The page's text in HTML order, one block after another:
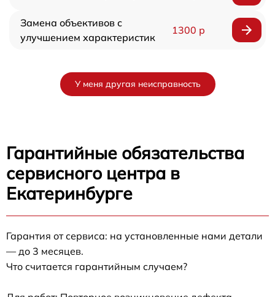
Замена объективов с
улучшением характеристик
1300 р
У меня другая неисправность
Гарантийные обязательства
сервисного центра в
Екатеринбурге
Гарантия от сервиса: на установленные нами детали
— до 3 месяцев.
Что считается гарантийным случаем?